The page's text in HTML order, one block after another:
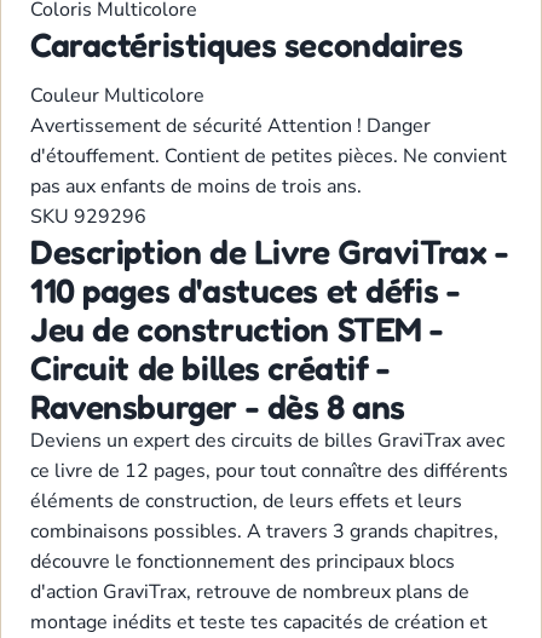
Coloris Multicolore
Caractéristiques secondaires
Couleur Multicolore
Avertissement de sécurité Attention ! Danger
d'étouffement. Contient de petites pièces. Ne convient
pas aux enfants de moins de trois ans.
SKU 929296
Description de Livre GraviTrax -
110 pages d'astuces et défis -
Jeu de construction STEM -
Circuit de billes créatif -
Ravensburger - dès 8 ans
Deviens un expert des circuits de billes GraviTrax avec
ce livre de 12 pages, pour tout connaître des différents
éléments de construction, de leurs effets et leurs
combinaisons possibles. A travers 3 grands chapitres,
découvre le fonctionnement des principaux blocs
d'action GraviTrax, retrouve de nombreux plans de
montage inédits et teste tes capacités de création et